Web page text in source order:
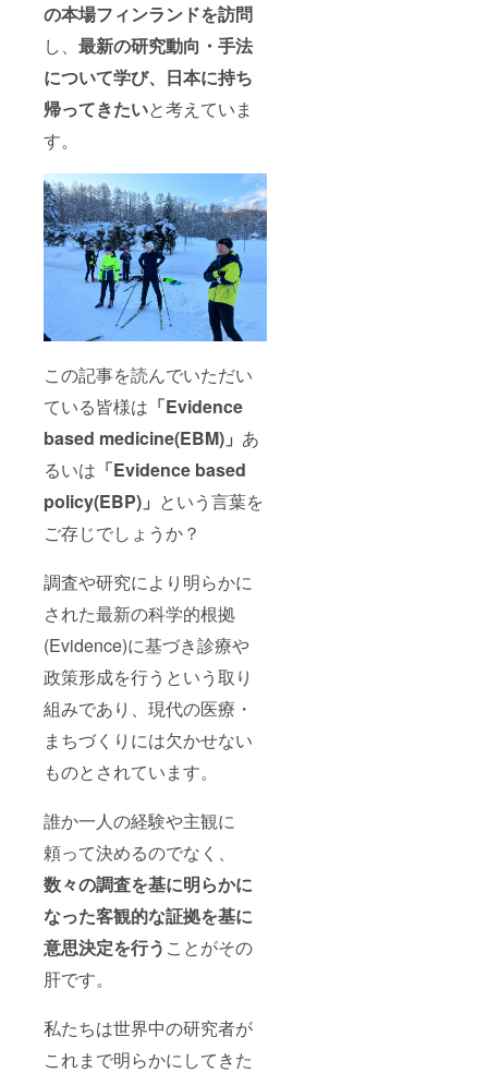
の本場フィンランドを訪問
し、 最新の研究動向・手法
について学び、日本に持ち
帰ってきたいと考えていま
す。
この記事を読んでいただい
ている皆様は 「Evidence
based medicine(EBM)」 あ
るいは 「Evidence based
policy(EBP)」 という言葉を
ご存じでしょうか？
調査や研究により明らかに
された最新の科学的根拠
(Evidence)に基づき診療や
政策形成を行うという取り
組みであり、現代の医療・
まちづくりには欠かせない
ものとされています。
誰か一人の経験や主観に
頼って決めるのでなく、
数々の調査を基に明らかに
なった客観的な証拠を基に
意思決定を行う ことがその
肝です。
私たちは世界中の研究者が
これまで明らかにしてきた